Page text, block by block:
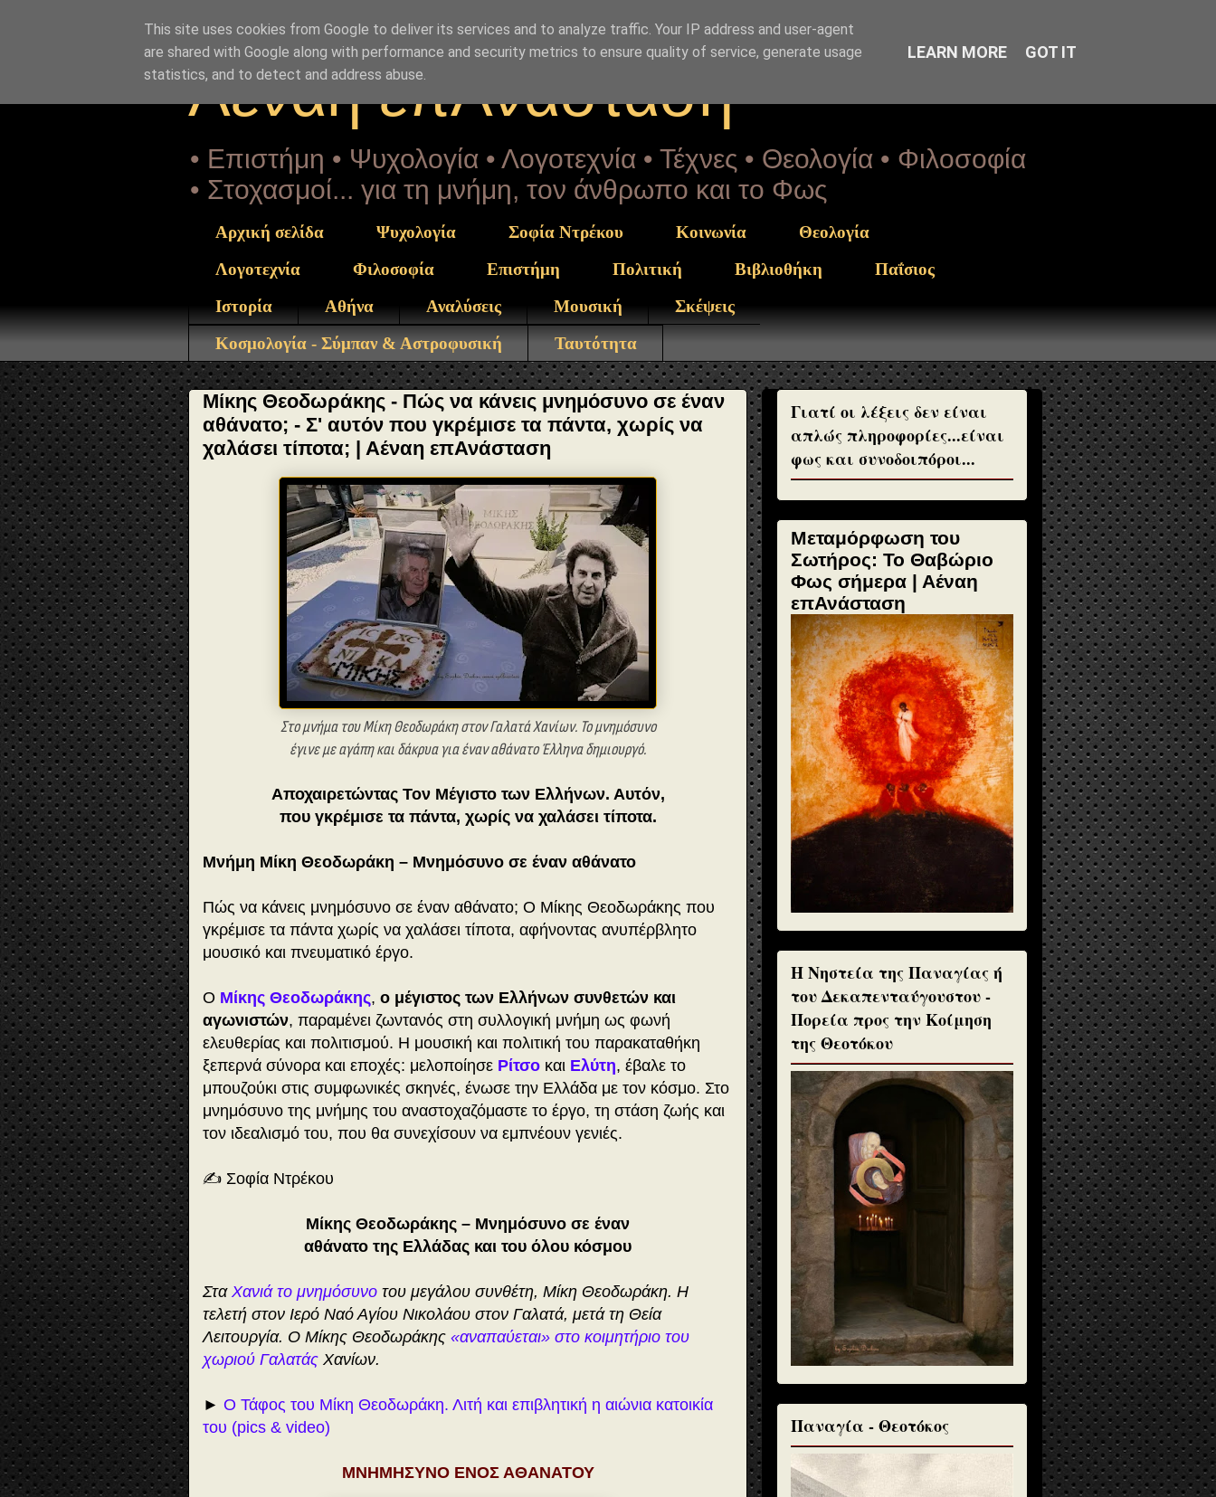
mikis-theodorakis-mnimosino.html" } }
Αέναη επΑνάσταση
• Επιστήμη • Ψυχολογία • Λογοτεχνία • Τέχνες • Θεολογία • Φιλοσοφία
• Στοχασμοί... για τη μνήμη, τον άνθρωπο και το Φως
Αρχική σελίδα Ψυχολογία Σοφία Ντρέκου Κοινωνία
Θεολογία
Λογοτεχνία
Φιλοσοφία Επιστήμη Πολιτική Βιβλιοθήκη
Παΐσιος
Ιστορία
Αθήνα Αναλύσεις Μουσική
Σκέψεις
Κοσμολογία - Σύμπαν & Αστροφυσική
Ταυτότητα
Μίκης Θεοδωράκης - Πώς να κάνεις μνημόσυνο σε έναν
αθάνατο; - Σ' αυτόν που γκρέμισε τα πάντα, χωρίς να
χαλάσει τίποτα; | Αέναη επΑνάσταση
Στο μνήμα του Μίκη Θεοδωράκη στον Γαλατά Χανίων. Το μνημόσυνο
έγινε με αγάπη και δάκρυα για έναν αθάνατο Έλληνα δημιουργό.
Αποχαιρετώντας Τον Μέγιστο των Ελλήνων. Αυτόν,
που γκρέμισε τα πάντα, χωρίς να χαλάσει τίποτα.
Μνήμη Μίκη Θεοδωράκη – Μνημόσυνο σε έναν αθάνατο
Πώς να κάνεις μνημόσυνο σε έναν αθάνατο; Ο Μίκης Θεοδωράκης που
γκρέμισε τα πάντα χωρίς να χαλάσει τίποτα, αφήνοντας ανυπέρβλητο
μουσικό και πνευματικό έργο.
Ο Μίκης Θεοδωράκης, ο μέγιστος των Ελλήνων συνθετών και
αγωνιστών, παραμένει ζωντανός στη συλλογική μνήμη ως φωνή
ελευθερίας και πολιτισμού. Η μουσική και πολιτική του παρακαταθήκη
ξεπερνά σύνορα και εποχές: μελοποίησε Ρίτσο και Ελύτη, έβαλε το
μπουζούκι στις συμφωνικές σκηνές, ένωσε την Ελλάδα με τον κόσμο. Στο
μνημόσυνο της μνήμης του αναστοχαζόμαστε το έργο, τη στάση ζωής και
τον ιδεαλισμό του, που θα συνεχίσουν να εμπνέουν γενιές.
✍️ Σοφία Ντρέκου
Μίκης Θεοδωράκης – Μνημόσυνο σε έναν
αθάνατο της Ελλάδας και του όλου κόσμου
Στα Χανιά το μνημόσυνο του μεγάλου συνθέτη, Μίκη Θεοδωράκη. Η
τελετή στον Ιερό Ναό Αγίου Νικολάου στον Γαλατά, μετά τη Θεία
Λειτουργία. Ο Μίκης Θεοδωράκης «αναπαύεται» στο κοιμητήριο του
χωριού Γαλατάς Χανίων.
► Ο Τάφος του Μίκη Θεοδωράκη. Λιτή και επιβλητική η αιώνια κατοικία
του (pics & video)
ΜΝΗΜΗΣΥΝΟ ΕΝΟΣ ΑΘΑΝΑΤΟΥ
Γιατί οι λέξεις δεν είναι
απλώς πληροφορίες...είναι
φως και συνοδοιπόροι...
Μεταμόρφωση του
Σωτήρος: Το Θαβώριο
Φως σήμερα | Αέναη
επΑνάσταση
H Νηστεία της Παναγίας ή
του Δεκαπενταύγουστου -
Πορεία προς την Κοίμηση
της Θεοτόκου
Παναγία - Θεοτόκος
This site uses cookies from Google to deliver its services and to analyze traffic. Your IP address and user-agent
are shared with Google along with performance and security metrics to ensure quality of service, generate usage
statistics, and to detect and address abuse.
LEARN MORE GOT IT